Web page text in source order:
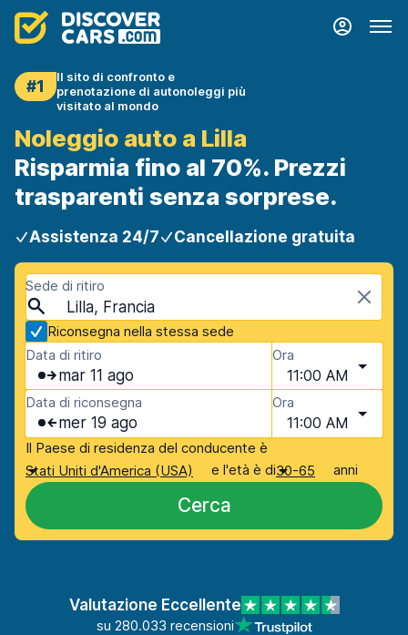
#1
Il sito di confronto e
prenotazione di autonoleggi più
visitato al mondo
Noleggio auto a Lilla
Risparmia fino al 70%. Prezzi
trasparenti senza sorprese.
Assistenza 24/7 Cancellazione gratuita
Sede di ritiro
Lilla, Francia
Riconsegna nella stessa sede
Data di ritiro
mar 11 ago
Ora
11:00 AM
Data di riconsegna
mer 19 ago
Ora
11:00 AM
Il Paese di residenza del conducente è
Stati Uniti d'America (USA)
e l'età è di30-65 anni
Cerca
Valutazione Eccellente
su 280.033 recensioni